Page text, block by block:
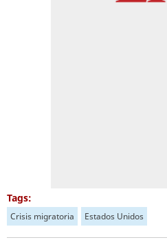
Tags:
Crisis migratoria Estados Unidos